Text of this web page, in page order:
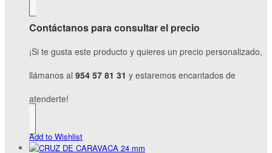
Contáctanos para consultar el precio
¡Si te gusta este producto y quieres un precio personalizado,
llámanos al 954 57 81 31 y estaremos encantados de
atenderte!
Add to Wishlist